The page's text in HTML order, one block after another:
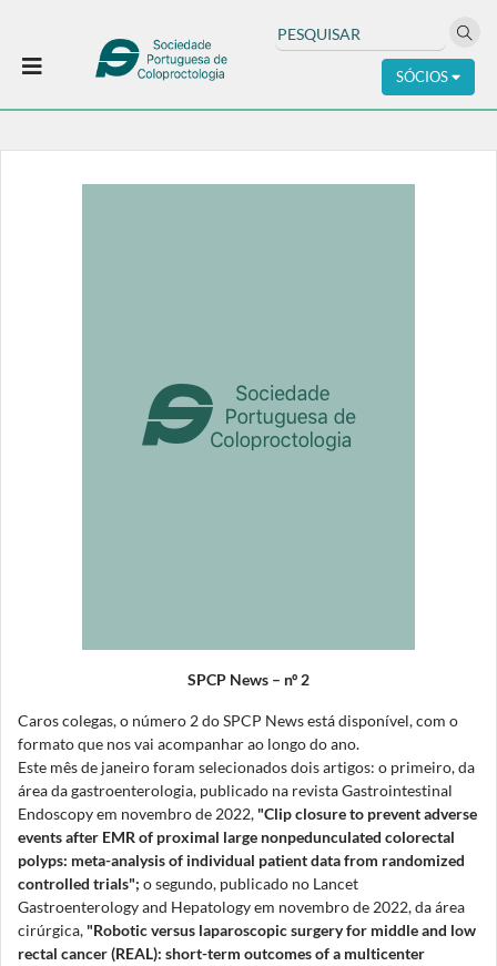
SÓCIOS
SPCP News – nº 2
Caros colegas, o número 2 do SPCP News está disponível, com o
formato que nos vai acompanhar ao longo do ano.
Este mês de janeiro foram selecionados dois artigos: o primeiro, da
área da gastroenterologia, publicado na revista Gastrointestinal
Endoscopy em novembro de 2022, "Clip closure to prevent adverse
events after EMR of proximal large nonpedunculated colorectal
polyps: meta-analysis of individual patient data from randomized
controlled trials"; o segundo, publicado no Lancet
Gastroenterology and Hepatology em novembro de 2022, da área
cirúrgica, "Robotic versus laparoscopic surgery for middle and low
rectal cancer (REAL): short-term outcomes of a multicenter